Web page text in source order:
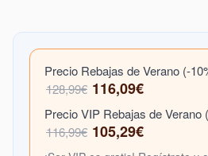
Precio Rebajas de Verano (-
128,99€ 116,09€
Precio VIP Rebajas de Verano
116,99€ 105,29€